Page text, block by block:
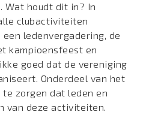
houdt dit in? In
clubactiviteiten
ledenvergadering, de
kampioensfeest en
goed dat de vereniging
Onderdeel van het
zorgen dat leden en
van deze activiteiten.